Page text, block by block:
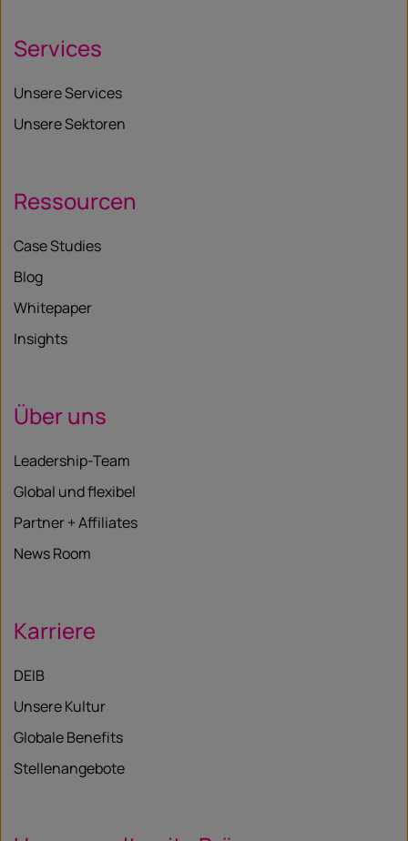
Services
Unsere Services
Unsere Sektoren
Ressourcen
Case Studies
Blog
Whitepaper
Insights
Über uns
Leadership-Team
Global und flexibel
Partner + Affiliates
News Room
Karriere
DEIB
Unsere Kultur
Globale Benefits
Stellenangebote